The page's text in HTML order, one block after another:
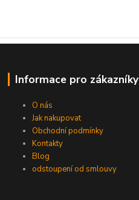
Informace pro zákazníky
O nás
Jak nakupovat
Obchodní podmínky
Kontakty
Blog
odstoupení od smlouvy